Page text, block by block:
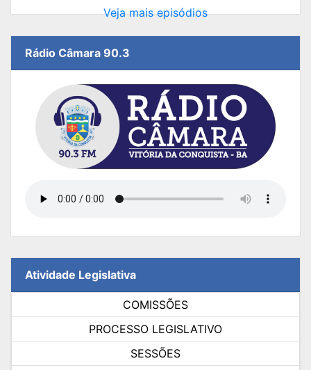
Veja mais episódios
Rádio Câmara 90.3
Atividade Legislativa
COMISSÕES
PROCESSO LEGISLATIVO
SESSÕES